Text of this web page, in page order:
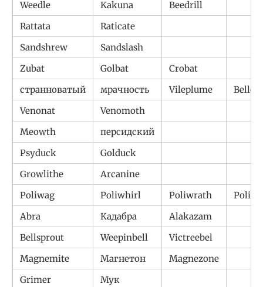
Weedle
Kakuna
Beedrill
Rattata
Raticate
Sandshrew
Sandslash
Zubat
Golbat
Crobat
странноватый
мрачность Vileplume
Venonat
Venomoth
Meowth
персидский
Psyduck
Golduck
Growlithe
Arcanine
Poliwag
Poliwhirl Poliwrath
Abra
Кадабра
Alakazam
Bellsprout
Weepinbell
Victreebel
Magnemite
Магнетон
Magnezone
Grimer
Мук